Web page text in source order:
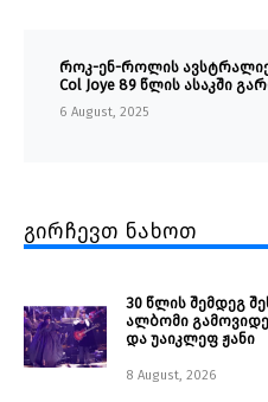
როკ-ენ-როლის
Col Joye 89 წლის ასაკში
6 August, 2025
გირჩევთ ნახოთ
30 წლის შემდეგ
ალბომი
და უაიკლეფ ჟანი
8 August, 2026